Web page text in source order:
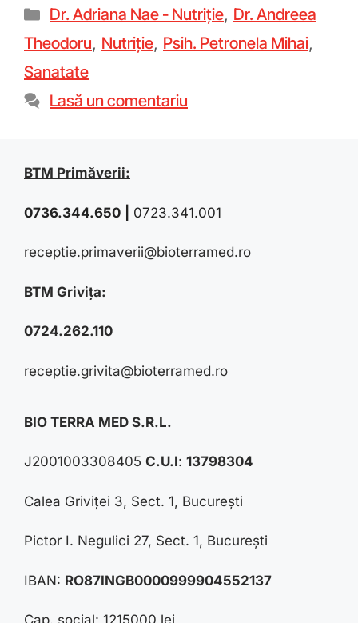
Dr. Adriana Nae - Nutriție, Dr. Andreea
Theodoru, Nutriție, Psih. Petronela Mihai,
Sanatate
Lasă un comentariu
BTM Primăverii:
0736.344.650 0723.341.001
receptie.primaverii@bioterramed.ro
BTM Grivița:
0724.262.110
receptie.grivita@bioterramed.ro
BIO TERRA MED S.R.L.
J2001003308405 C.U.I: 13798304
Calea Griviței 3, Sect. 1, București
Pictor I. Negulici 27, Sect. 1, București
IBAN: RO87INGB0000999904552137